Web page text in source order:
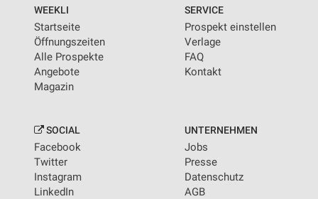
WEEKLI
Startseite
Öffnungszeiten
Alle Prospekte
Angebote
Magazin
SERVICE
Prospekt einstellen
Verlage
FAQ
Kontakt
SOCIAL
Facebook
Twitter
Instagram
LinkedIn
UNTERNEHMEN
Jobs
Presse
Datenschutz
AGB